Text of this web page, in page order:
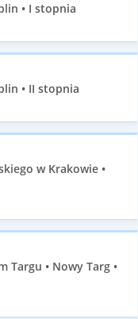
• I stopnia
• II stopnia
w Krakowie •
Targu • Nowy Targ •